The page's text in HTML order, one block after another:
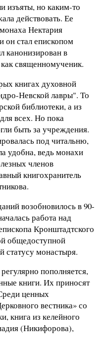
изъяты, но каким-то
действовать. Ее
Нектария
он стал епископом
канонизирован в
священномученик.
книгах духовной
Невской лавры". То
библиотеки, а из
всех. Но пока
быть за учреждения.
под читальню,
удобна, ведь монахи
членов
книгохранитель
возобновилось в 90-
работа над
Кронштадтского
общедоступной
статусу монастыря.
пополняется,
книги. Их приносят
ценных
вестника» со
книга из келейного
(Никифорова),